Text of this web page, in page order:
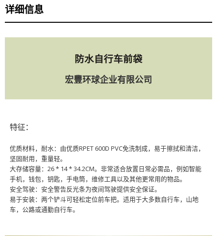
详细信息
防水自行车前袋
宏豐环球企业有限公司
特征：
优质材料，耐水：由优质RPET 600D PVC免洗制成，易于擦拭和清洁，
坚固耐用，重量轻。
大存储容量：26 * 14 * 34.2CM。非常适合放置日常必需品，例如智能
手机，钱包，钥匙，手电筒，维修工具以及其他更常用的物品。
安全驾驶：安全警告反光条为夜间驾驶提供安全保证。
易于安装：两个铲斗可轻松定位前车把。适用于大多数自行车，山地
车，公路或通勤自行车。